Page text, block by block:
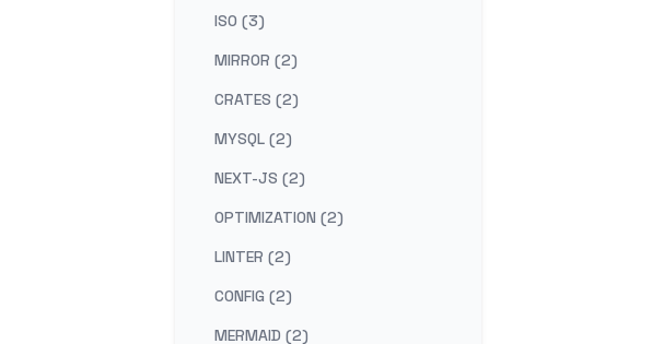
ISO (3)
MIRROR (2)
CRATES (2)
MYSQL (2)
NEXT-JS (2)
OPTIMIZATION (2)
LINTER (2)
CONFIG (2)
MERMAID (2)